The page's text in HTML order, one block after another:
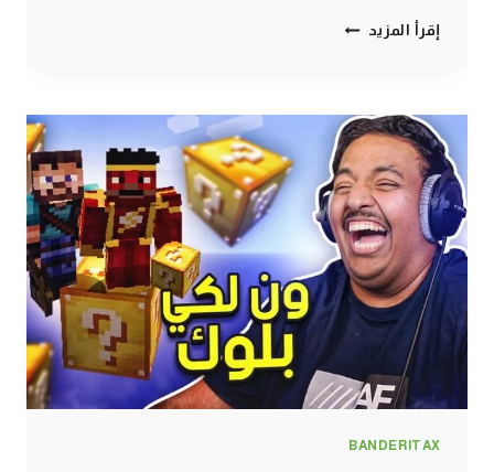
إقرأ المزيد ماين
#2:
النحس
النهائي
|
MINECRAFT
ONE
LUCKY
BLOCK
BANDERITAX